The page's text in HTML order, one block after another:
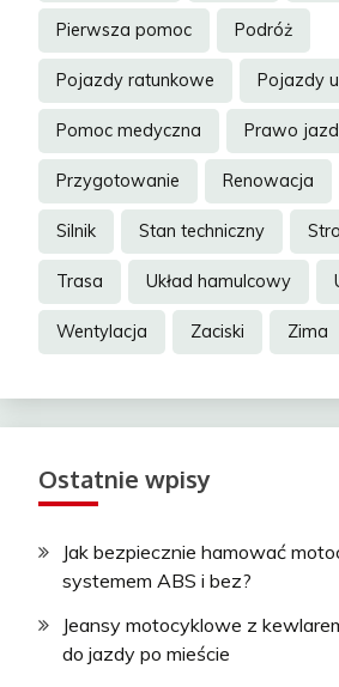
Pierwsza pomoc Podróż
Pojazdy ratunkowe Pojazdy
Pomoc medyczna Prawo
Przygotowanie Renowacja
Silnik Stan techniczny
Trasa Układ hamulcowy
Wentylacja Zaciski Zima
Ostatnie wpisy
Jak bezpiecznie hamować
systemem ABS i bez?
Jeansy motocyklowe z
do jazdy po mieście